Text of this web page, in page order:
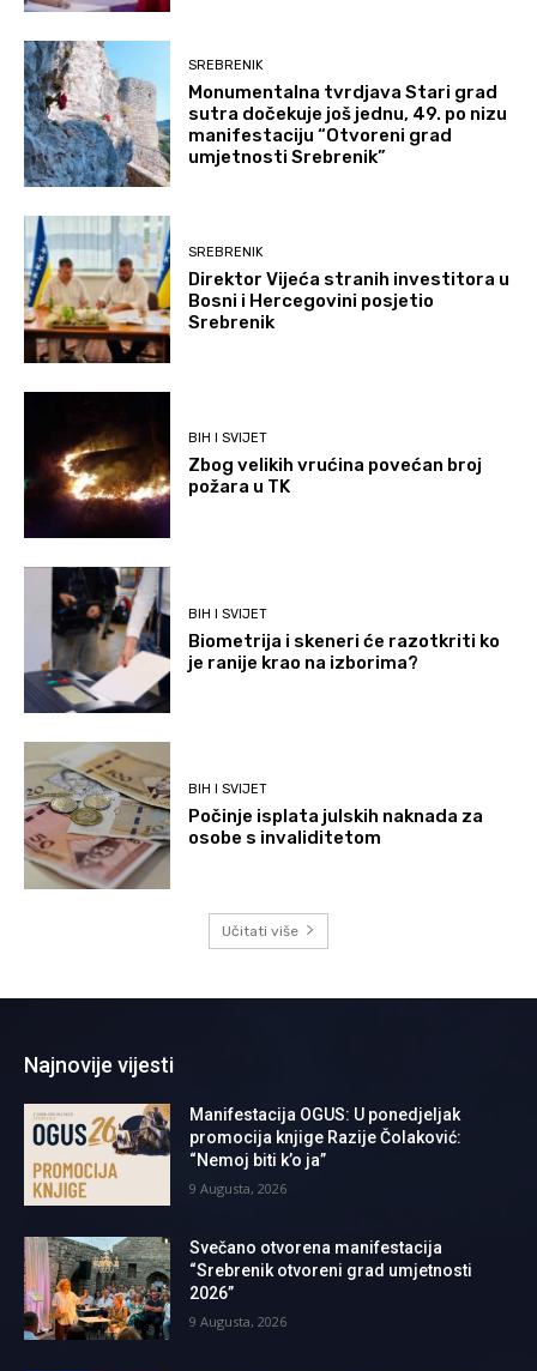
SREBRENIK
Monumentalna tvrdjava Stari grad
sutra dočekuje još jednu, 49. po nizu
manifestaciju “Otvoreni grad
umjetnosti Srebrenik”
SREBRENIK
Direktor Vijeća stranih investitora u
Bosni i Hercegovini posjetio
Srebrenik
BIH I SVIJET
Zbog velikih vrućina povećan broj
požara u TK
BIH I SVIJET
Biometrija i skeneri će razotkriti ko
je ranije krao na izborima?
BIH I SVIJET
Počinje isplata julskih naknada za
osobe s invaliditetom
Učitati više
Najnovije vijesti
Manifestacija OGUS: U ponedjeljak
promocija knjige Razije Čolaković:
“Nemoj biti k’o ja”
9 Augusta, 2026
Svečano otvorena manifestacija
“Srebrenik otvoreni grad umjetnosti
2026”
9 Augusta, 2026